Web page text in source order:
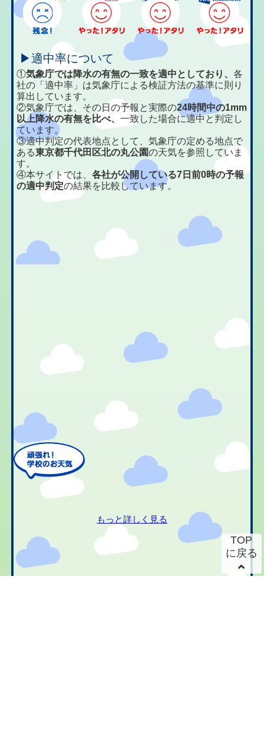
▶適中率について
①気象庁では降水の有無の一致を適中としており、各
社の「適中率」は気象庁による検証方法の基準に則り
算出しています。
②気象庁では、その日の予報と実際の24時間中の1mm
以上降水の有無を比べ、一致した場合に適中と判定し
ています。
③適中判定の代表地点として、気象庁の定める地点で
ある東京都千代田区北の丸公園の天気を参照していま
す。
④本サイトでは、各社が公開している7日前0時の予報
の適中判定の結果を比較しています。
もっと詳しく見る
TOP
に戻る